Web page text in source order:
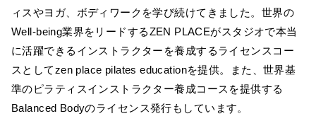
ィスやヨガ、ボディワークを学び続けてきました。世界の
Well-being業界をリードするZEN PLACEがスタジオで本当
に活躍できるインストラクターを養成するライセンスコー
スとしてzen place pilates educationを提供。また、世界基
準のピラティスインストラクター養成コースを提供する
Balanced Bodyのライセンス発行もしています。